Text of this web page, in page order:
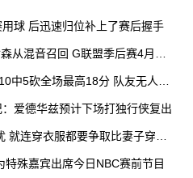
球 后迅速归位补上了赛后握手
从混音召回 G联盟季后赛4月开
中5砍全场最高18分 队友无人上
爱德华兹预计下场打独行侠复出
连穿衣服都要争取比妻子穿得
殊嘉宾出席今日NBC赛前节目